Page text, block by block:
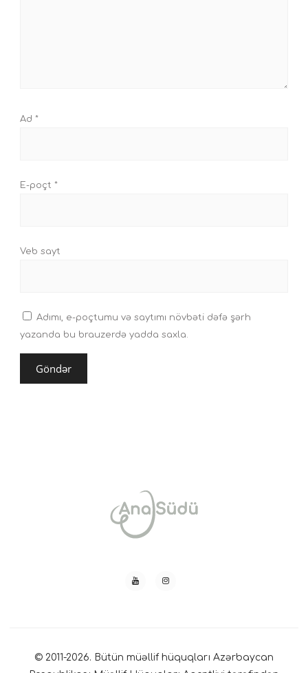
Ad *
E-poçt *
Veb sayt
Adımı, e-poçtumu və saytımı növbəti dəfə şərh
yazanda bu brauzerdə yadda saxla.
© 2011-2026. Bütün müəllif hüquqları Azərbaycan